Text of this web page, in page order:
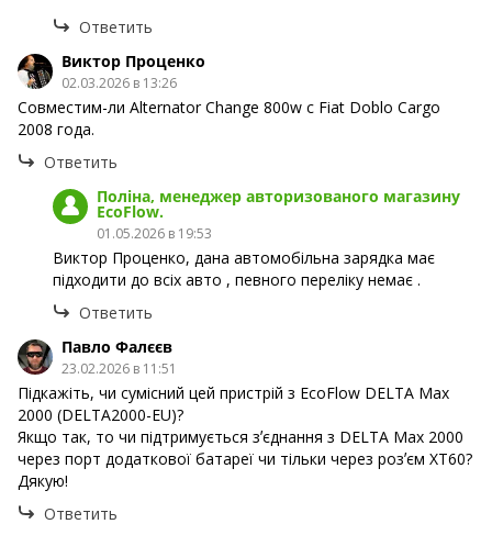
Ответить
Виктор Проценко
02.03.2026 в 13:26
Совместим-ли Alternator Change 800w с Fiat Doblo Cargo
2008 года.
Ответить
Поліна, менеджер авторизованого магазину
EcoFlow.
01.05.2026 в 19:53
Виктор Проценко, дана автомобільна зарядка має
підходити до всіх авто , певного переліку немає .
Ответить
Павло Фалєєв
23.02.2026 в 11:51
Підкажіть, чи сумісний цей пристрій з EcoFlow DELTA Max
2000 (DELTA2000-EU)?
Якщо так, то чи підтримується зʼєднання з DELTA Max 2000
через порт додаткової батареї чи тільки через розʼєм ХТ60?
Дякую!
Ответить